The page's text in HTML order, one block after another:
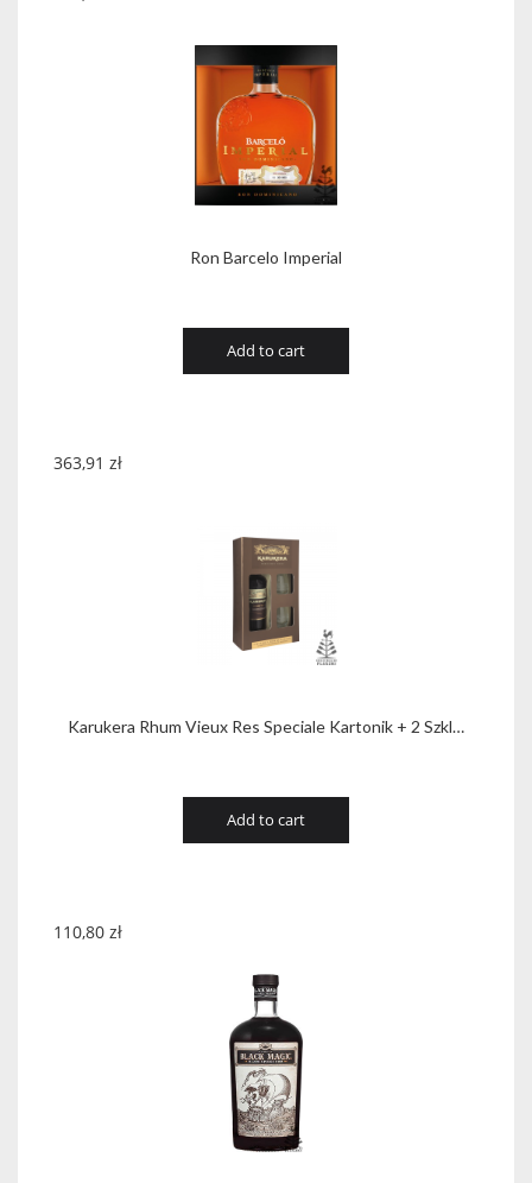
Ron Barcelo Imperial
Add to cart
Karukera Rhum Vieux Res Speciale Kartonik + 2 Szkl…
363,91 zł
Add to cart
110,80 zł